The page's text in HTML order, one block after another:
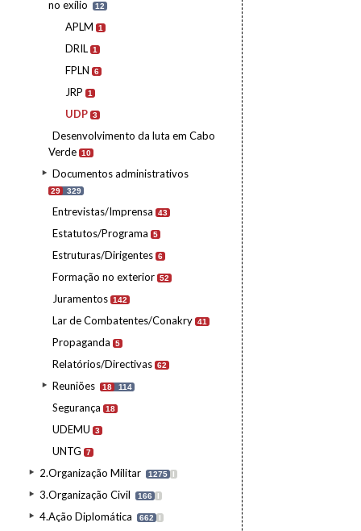
no exílio
12
APLM 1
DRIL 1
FPLN 6
JRP 1
UDP 3
Desenvolvimento da luta em Cabo
Verde 10
Documentos administrativos
29 329
Entrevistas/Imprensa 43
Estatutos/Programa 5
Estruturas/Dirigentes 6
Formação no exterior 52
Juramentos 142
Lar de Combatentes/Conakry 41
Propaganda 5
Relatórios/Directivas 62
Reuniões 18 114
Segurança 18
UDEMU 3
UNTG 7
2.Organização Militar 1275 I
3.Organização Civil 166 I
4.Ação Diplomática 662 I